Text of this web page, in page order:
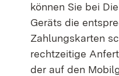
können Sie bei
Geräts die
Zahlungskarten
rechtzeitige
der auf den